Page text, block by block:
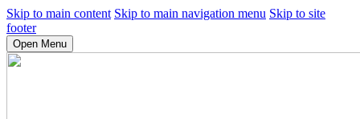
Skip to main content Skip to main navigation menu Skip to site
footer
Open Menu